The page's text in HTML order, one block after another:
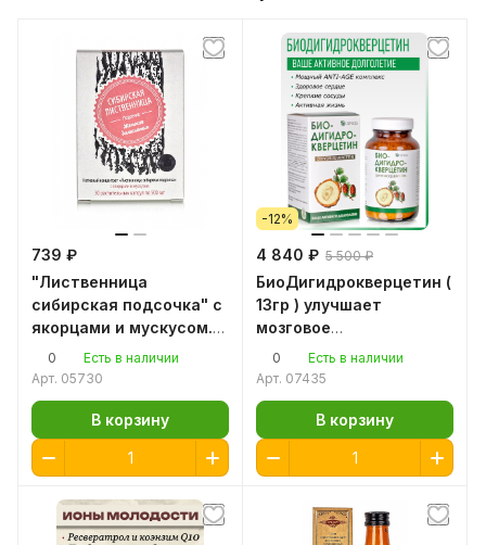
739 ₽
"Лиственница
сибирская подсочка" с
якорцами и мускусом.
Женское долголетие.
30 капсул 0,5гр.
0
Есть в наличии
Арт. 05730
В корзину
-12%
4 840 ₽ 5 500 ₽
БиоДигидрокверцетин (
13гр ) улучшает
мозговое
кровообращение,
нормализует вязкость
0
Есть в наличии
Арт. 07435
В корзину